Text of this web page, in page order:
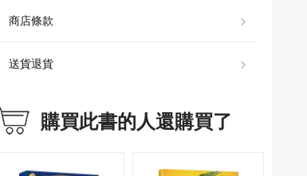
商店條款
送貨退貨
購買此書的人還購買了